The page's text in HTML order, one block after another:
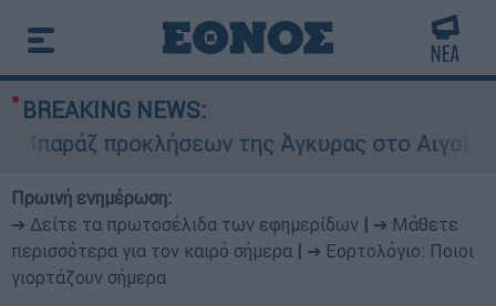
BREAKING NEWS:
προκλήσεων της Άγκυρας στο Αιγαίο:
Πρωινή ενημέρωση:
➔ Δείτε τα πρωτοσέλιδα των εφημερίδων
➔ Μάθετε
περισσότερα για τον καιρό σήμερα
➔ Εορτολόγιο: Ποιοι
γιορτάζουν σήμερα